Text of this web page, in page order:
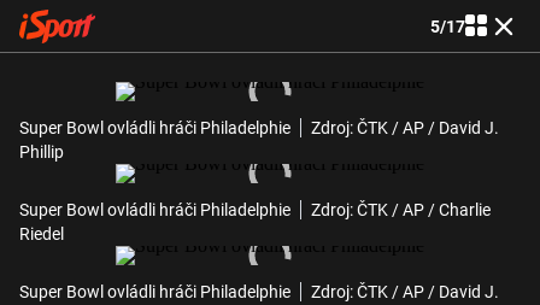
5/17
Super Bowl ovládli hráči Philadelphie
Zdroj: ČTK / AP / David J.
Phillip
Super Bowl ovládli hráči Philadelphie
Zdroj: ČTK / AP / Charlie
Riedel
Super Bowl ovládli hráči Philadelphie
Zdroj: ČTK / AP / David J.